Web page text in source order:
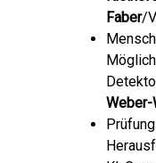
Faber/